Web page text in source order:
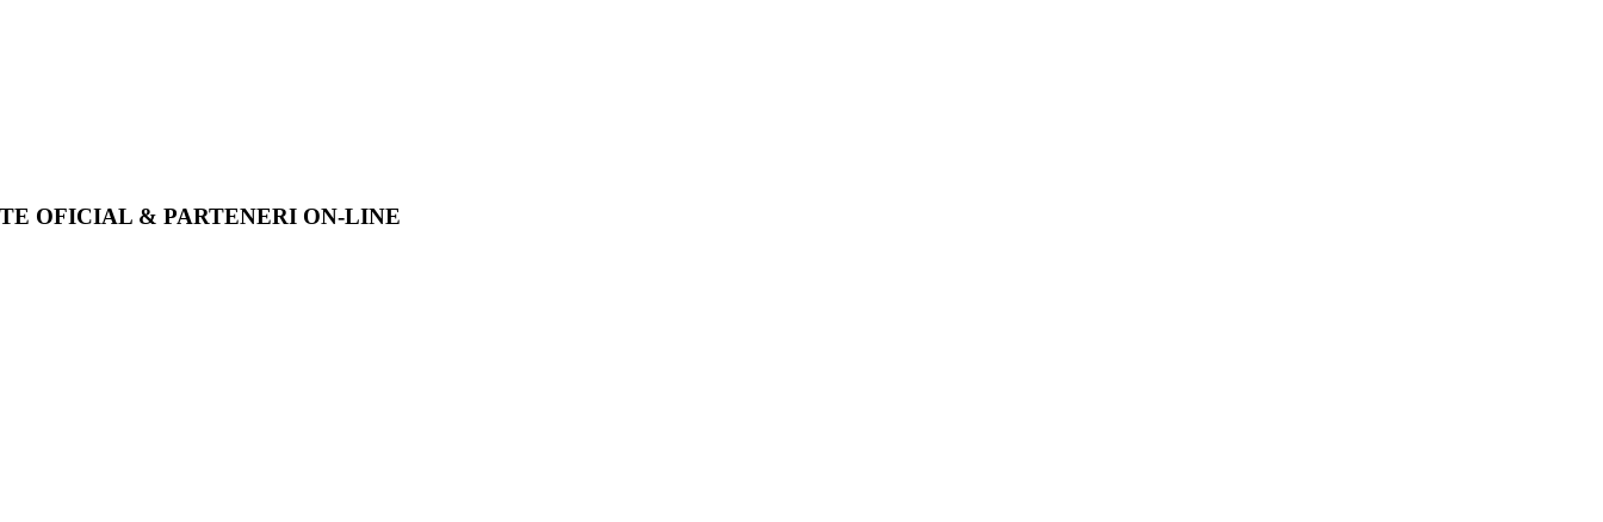
OFICIAL & PARTENERI ON-LINE